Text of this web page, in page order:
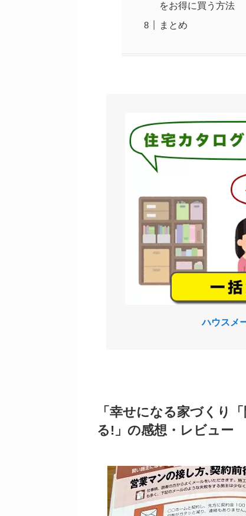
をお得に買う方法
まとめ
ハウスメ
「幸せになる家づくり
る!」の感想・レビュー